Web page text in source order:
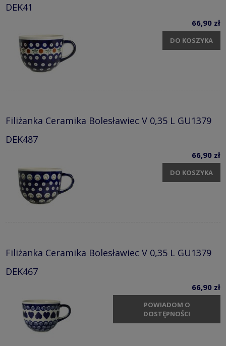
DEK41
66,90 zł
DO KOSZYKA
Filiżanka Ceramika Bolesławiec V 0,35 L GU1379
DEK487
66,90 zł
DO KOSZYKA
Filiżanka Ceramika Bolesławiec V 0,35 L GU1379
DEK467
66,90 zł
POWIADOM O
DOSTĘPNOŚCI